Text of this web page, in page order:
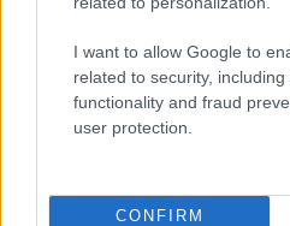
I want to allow Google to
related to security,
functionality and fraud
user protection.
CONFIRM